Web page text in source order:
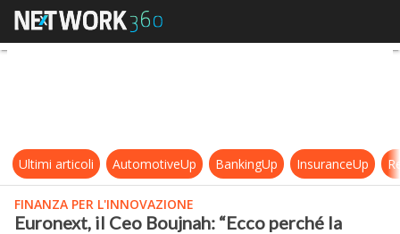
Euronext, il Ceo Boujnah: “Ecco
Ultimi articoli AutomotiveUp BankingUp InsuranceUp
FINANZA PER L'INNOVAZIONE
Euronext, il Ceo Boujnah: “Ecco perché la